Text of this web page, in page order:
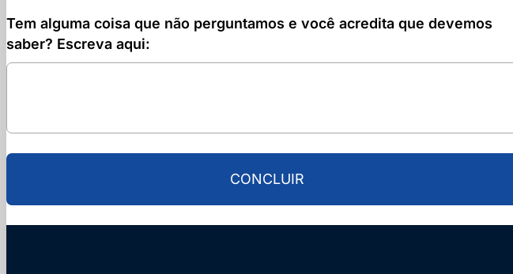
Tem alguma coisa que não perguntamos e você acredita que devemos
saber? Escreva aqui:
CONCLUIR